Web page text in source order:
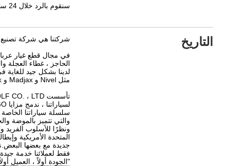
سنقوم بالرد خلال 24 ساعة بمجرد تلقي تعليقاتك على المنتجات ، وسنضع حلاً قريبًا للعناصر غير الراضية الخاصة بك.
التاريخ
شركتنا هي شركة
في مجال قطع غيار
لدينا بشكل جيد للغاية
مثل Nivel و Madjax و Red Hawk.
والتي تتميز بالموضة
ونظرًا للأسلوب الفريد
المتحدة الأمريكية
جديدة مع بعضها
فقط لعملائنا خدمة
"الجودة أولاً ، العميل